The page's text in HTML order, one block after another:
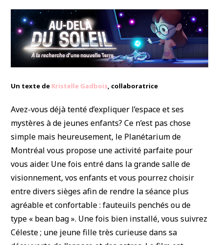
Un texte de Kristelle Gadbois, collaboratrice
Avez-vous déjà tenté d’expliquer l’espace et ses
mystères à de jeunes enfants? Ce n’est pas chose
simple mais heureusement, le Planétarium de
Montréal vous propose une activité parfaite pour
vous aider. Une fois entré dans la grande salle de
visionnement, vos enfants et vous pourrez choisir
entre divers sièges afin de rendre la séance plus
agréable et confortable : fauteuils penchés ou de
type « bean bag ». Une fois bien installé, vous suivrez
Céleste ; une jeune fille très curieuse dans sa